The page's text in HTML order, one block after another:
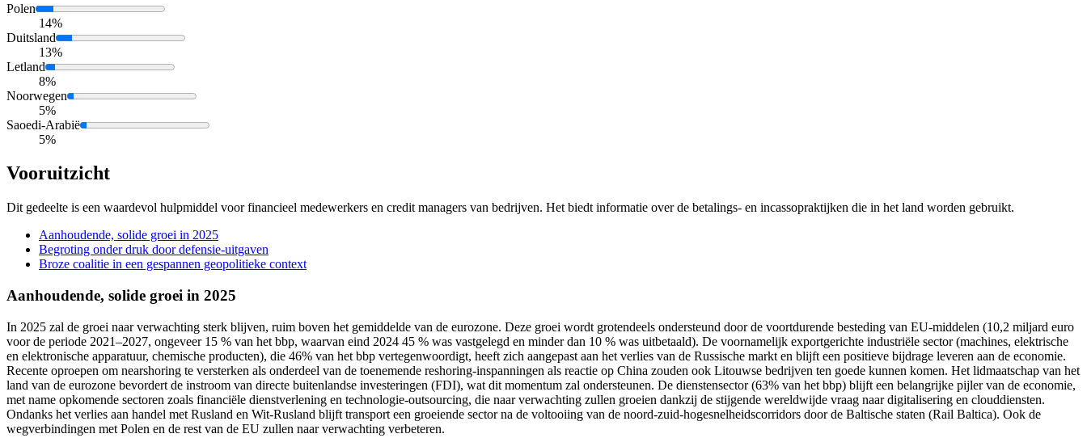
Polen
14%
Duitsland
13%
Letland
8%
Noorwegen
5%
Saoedi-Arabië
5%
Vooruitzicht
Dit gedeelte is een waardevol hulpmiddel voor financieel medewerkers en credit managers van bedrijven. Het biedt informatie over de betalings- en incassopraktijken die in het land worden gebruikt.
Aanhoudende, solide groei in 2025
Begroting onder druk door defensie-uitgaven
Broze coalitie in een gespannen geopolitieke context
Aanhoudende, solide groei in 2025
In 2025 zal de groei naar verwachting sterk blijven, ruim boven het gemiddelde van de eurozone. Deze groei wordt grotendeels ondersteund door de voortdurende besteding van EU-middelen (10,2 miljard euro
voor de periode 2021–2027, ongeveer 15 % van het bbp, waarvan eind 2024 45 % was vastgelegd en minder dan 10 % was uitbetaald). De voornamelijk exportgerichte industriële sector (machines, elektrische
en elektronische apparatuur, chemische producten), die 46% van het bbp vertegenwoordigt, heeft zich aangepast aan het verlies van de Russische markt en blijft een positieve bijdrage leveren aan de economie.
Recente oproepen om nearshoring te versterken als onderdeel van de toenemende reshoring-inspanningen als reactie op China zouden ook Litouwse bedrijven ten goede kunnen komen. Het lidmaatschap van het
land van de eurozone bevordert de instroom van directe buitenlandse investeringen (FDI), wat dit momentum zal ondersteunen. De dienstensector (63% van het bbp) blijft een belangrijke pijler van de economie,
met name opkomende sectoren zoals financiële dienstverlening en technologie-outsourcing, die naar verwachting zullen groeien dankzij de stijgende wereldwijde vraag naar digitalisering en clouddiensten.
Ondanks het verlies aan handel met Rusland en Wit-Rusland blijft transport een groeiende sector na de voltooiing van de noord-zuid-hogesnelheidscorridors door de Baltische staten (Rail Baltica). Ook de
wegverbindingen met Polen en de rest van de EU zullen naar verwachting verbeteren.